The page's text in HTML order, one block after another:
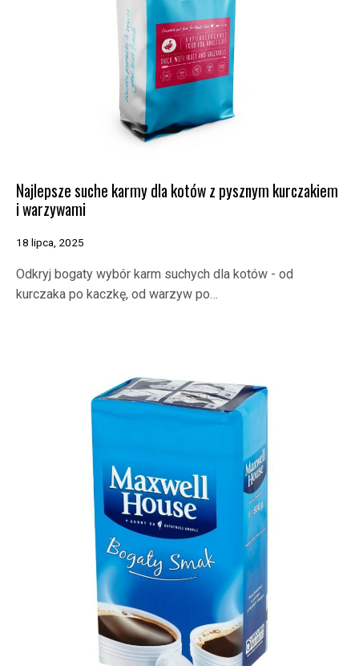
Najlepsze suche karmy dla kotów z pysznym kurczakiem
i warzywami
18 lipca, 2025
Odkryj bogaty wybór karm suchych dla kotów - od
kurczaka po kaczkę, od warzyw po…